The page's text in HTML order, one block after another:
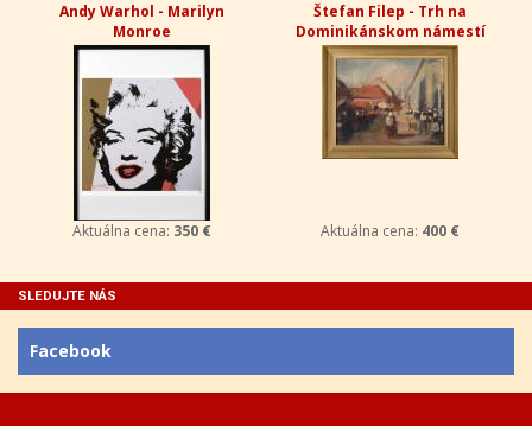
Andy Warhol - Marilyn
Monroe
Aktuálna cena: 350 €
Štefan Filep - Trh na
Dominikánskom námestí
Aktuálna cena: 400 €
SLEDUJTE NÁS
Facebook